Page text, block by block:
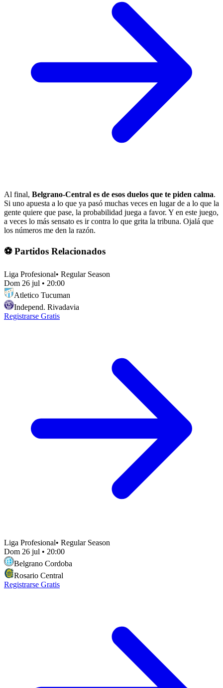
Al final, Belgrano-Central es de esos duelos que te piden calma.
Si uno apuesta a lo que ya pasó muchas veces en lugar de a lo que la
gente quiere que pase, la probabilidad juega a favor. Y en este juego,
a veces lo más sensato es ir contra lo que grita la tribuna. Ojalá que
los números me den la razón.
⚽ Partidos Relacionados
Liga Profesional• Regular Season
Dom 26 jul • 20:00
Atletico Tucuman
Independ. Rivadavia
Registrarse Gratis
Liga Profesional• Regular Season
Dom 26 jul • 20:00
Belgrano Cordoba
Rosario Central
Registrarse Gratis